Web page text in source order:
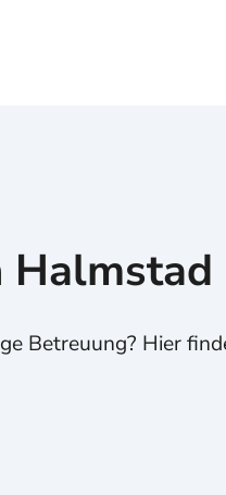
Halmstad
Betreuung? Hier